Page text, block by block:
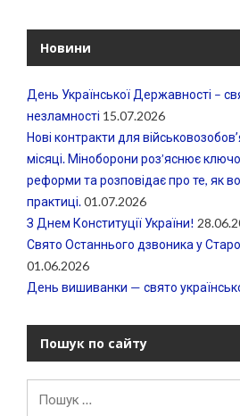
Новини
День Української Державності –
незламності 15.07.2026
Нові контракти для
місяці. Міноборони роз’яснює
реформи та розповідає про те, як
практиці.01.07.2026
З Днем Конституції України!
Свято Останнього дзвоника у
01.06.2026
День вишиванки — свято
Пошук по сайту